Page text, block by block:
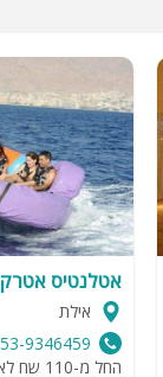
אטלנטיס
אילת
9346459
החל מ-110 שח לאדם